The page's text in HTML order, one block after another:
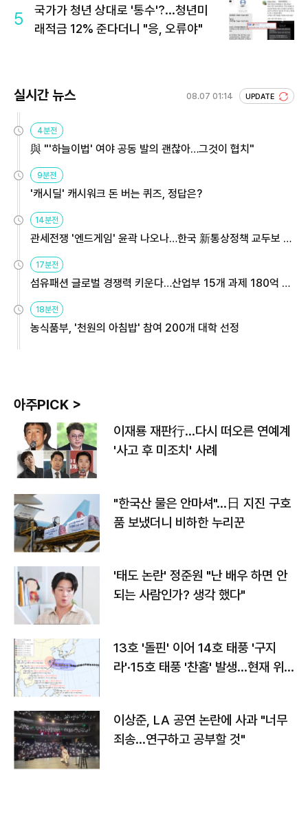
5
국가가 청년 상대로 '통수'?...청년미
래적금 12% 준다더니 "응, 오류야"
실시간 뉴스 08.07 01:14 UPDATE
4분전
與 "'하늘이법' 여야 공동 발의 괜찮아…그것이 협치"
9분전
'캐시딜' 캐시워크 돈 버는 퀴즈, 정답은?
14분전
관세전쟁 '엔드게임' 윤곽 나오나…한국 新통상정책 교두보 활
17분전
섬유패션 글로벌 경쟁력 키운다…산업부 15개 과제 180억 지
18분전
농식품부, '천원의 아침밥' 참여 200개 대학 선정
아주PICK >
이재룡 재판行…다시 떠오른 연예계
'사고 후 미조치' 사례
"한국산 물은 안마셔"…日 지진 구호
품 보냈더니 비하한 누리꾼
'태도 논란' 정준원 "난 배우 하면 안
되는 사람인가? 생각 했다"
13호 '돌핀' 이어 14호 태풍 '구지
라'·15호 태풍 '찬홈' 발생…현재 위
이상준, LA 공연 논란에 사과 "너무
죄송…연구하고 공부할 것"